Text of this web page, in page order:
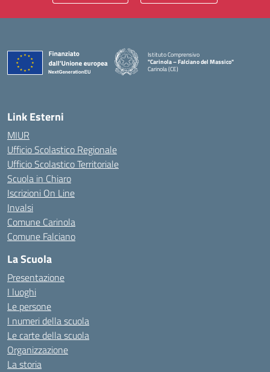
Istituto Comprensivo
"Carinola – Falciano del Massico"
Carinola (CE)
Link Esterni
MIUR
Ufficio Scolastico Regionale
Ufficio Scolastico Territoriale
Scuola in Chiaro
Iscrizioni On Line
Invalsi
Comune Carinola
Comune Falciano
La Scuola
Presentazione
I luoghi
Le persone
I numeri della scuola
Le carte della scuola
Organizzazione
La storia